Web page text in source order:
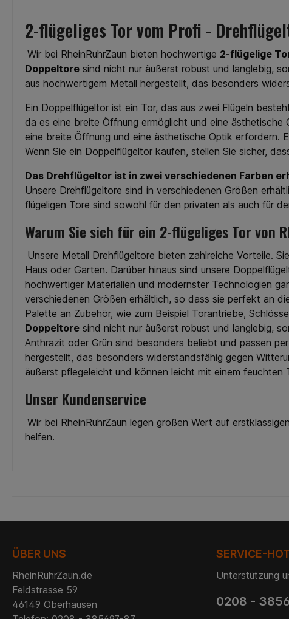
2-flügeliges Tor vom Profi -
Wir bei RheinRuhrZaun bieten hochwertige 2-flügelige
Doppeltore sind nicht nur äußerst robust und langlebig,
aus hochwertigem Metall hergestellt, das besonders
Ein Doppelflügeltor ist ein Tor, das aus zwei Flügeln
da es eine breite Öffnung ermöglicht und eine
eine breite Öffnung und eine ästhetische Optik erfordern.
Wenn Sie ein Doppelflügeltor kaufen, stellen Sie sicher,
Das Drehflügeltor ist in zwei verschiedenen Farben
Unsere Drehflügeltore sind in verschiedenen Größen
flügeligen Tore sind sowohl für den privaten als auch für
Warum Sie sich für ein 2-flügeliges Tor von
Unsere Metall Drehflügeltore bieten zahlreiche Vorteile.
Haus oder Garten. Darüber hinaus sind unsere
hochwertiger Materialien und modernster Technologien
verschiedenen Größen erhältlich, so dass sie perfekt an
Palette an Zubehör, wie zum Beispiel Torantriebe,
Doppeltore sind nicht nur äußerst robust und langlebig,
Anthrazit oder Grün sind besonders beliebt und passen
hergestellt, das besonders widerstandsfähig gegen
äußerst pflegeleicht und können leicht mit einem feuchten
Unser Kundenservice
Wir bei RheinRuhrZaun legen großen Wert auf
helfen.
ÜBER UNS
RheinRuhrZaun.de
Feldstrasse 59
46149 Oberhausen
SERVICE-
Unterstützung
0208 -